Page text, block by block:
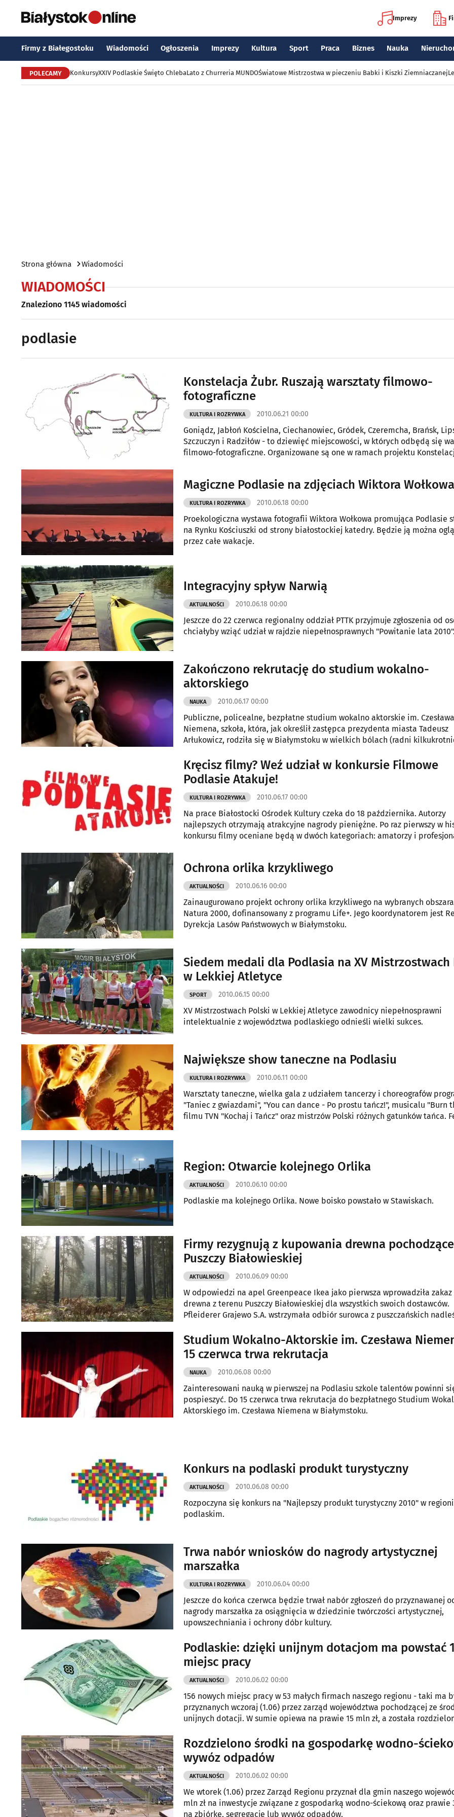
Imprezy
Firmy z Białegostoku Wiadomości Ogłoszenia Imprezy Kultura Sport Praca Biznes Nauka
POLECAMY KonkursyXXIV Podlaskie Święto ChlebaLato z Churreria MUNDOŚwiatowe Mistrzostwa w pieczeniu Babki i Kiszki Ziemniaczanej
Strona główna Wiadomości
WIADOMOŚCI
Znaleziono 1145 wiadomości
podlasie
Konstelacja Żubr. Ruszają warsztaty filmowo-
fotograficzne
KULTURA I ROZRYWKA 2010.06.21 00:00
Goniądz, Jabłoń Kościelna, Ciechanowiec, Gródek, Czeremcha, Brańsk,
Szczuczyn i Radziłów - to dziewięć miejscowości, w których odbędą się
filmowo-fotograficzne. Organizowane są one w ramach projektu
Magiczne Podlasie na zdjęciach Wiktora Wołkowa
KULTURA I ROZRYWKA 2010.06.18 00:00
Proekologiczna wystawa fotografii Wiktora Wołkowa promująca Podlasie
na Rynku Kościuszki od strony białostockiej katedry. Będzie ją można
przez całe wakacje.
Integracyjny spływ Narwią
AKTUALNOŚCI 2010.06.18 00:00
Jeszcze do 22 czerwca regionalny oddział PTTK przyjmuje zgłoszenia od
chciałyby wziąć udział w rajdzie niepełnosprawnych "Powitanie lata 2010".
Zakończono rekrutację do studium wokalno-
aktorskiego
NAUKA 2010.06.17 00:00
Publiczne, policealne, bezpłatne studium wokalno aktorskie im. Czesława
Niemena, szkoła, która, jak określił zastępca prezydenta miasta Tadeusz
Arłukowicz, rodziła się w Białymstoku w wielkich bólach (radni
zgłosiło się 76 chętnych, a nie wykluczone, że jeszcze napłynie kilka
się bowiem data stempla pocztowego.
Kręcisz filmy? Weź udział w konkursie Filmowe
Podlasie Atakuje!
KULTURA I ROZRYWKA 2010.06.17 00:00
Na prace Białostocki Ośrodek Kultury czeka do 18 października. Autorzy
najlepszych otrzymają atrakcyjne nagrody pieniężne. Po raz pierwszy w
konkursu filmy oceniane będą w dwóch kategoriach: amatorzy i
Ochrona orlika krzykliwego
AKTUALNOŚCI 2010.06.16 00:00
Zainaugurowano projekt ochrony orlika krzykliwego na wybranych
Natura 2000, dofinansowany z programu Life+. Jego koordynatorem jest
Dyrekcja Lasów Państwowych w Białymstoku.
Siedem medali dla Podlasia na XV Mistrzostwach
w Lekkiej Atletyce
SPORT 2010.06.15 00:00
XV Mistrzostwach Polski w Lekkiej Atletyce zawodnicy niepełnosprawni
intelektualnie z województwa podlaskiego odnieśli wielki sukces.
Największe show taneczne na Podlasiu
KULTURA I ROZRYWKA 2010.06.11 00:00
Warsztaty taneczne, wielka gala z udziałem tancerzy i choreografów
"Taniec z gwiazdami", "You can dance - Po prostu tańcz!", musicalu "Burn
filmu TVN "Kochaj i Tańcz" oraz mistrzów Polski różnych gatunków tańca.
Region: Otwarcie kolejnego Orlika
AKTUALNOŚCI 2010.06.10 00:00
Podlaskie ma kolejnego Orlika. Nowe boisko powstało w Stawiskach.
Firmy rezygnują z kupowania drewna
Puszczy Białowieskiej
AKTUALNOŚCI 2010.06.09 00:00
W odpowiedzi na apel Greenpeace Ikea jako pierwsza wprowadziła zakaz
drewna z terenu Puszczy Białowieskiej dla wszystkich swoich dostawców.
Pfleiderer Grajewo S.A. wstrzymała odbiór surowca z puszczańskich
International Paper Kwidzyn rozpoczęły w tej sprawie rozmowy z
Studium Wokalno-Aktorskie im. Czesława Niemena.
15 czerwca trwa rekrutacja
NAUKA 2010.06.08 00:00
Zainteresowani nauką w pierwszej na Podlasiu szkole talentów powinni
pospieszyć. Do 15 czerwca trwa rekrutacja do bezpłatnego Studium
Aktorskiego im. Czesława Niemena w Białymstoku.
Konkurs na podlaski produkt turystyczny
AKTUALNOŚCI 2010.06.08 00:00
Rozpoczyna się konkurs na "Najlepszy produkt turystyczny 2010" w
podlaskim.
Trwa nabór wniosków do nagrody artystycznej
marszałka
KULTURA I ROZRYWKA 2010.06.04 00:00
Jeszcze do końca czerwca będzie trwał nabór zgłoszeń do przyznawanej
nagrody marszałka za osiągnięcia w dziedzinie twórczości artystycznej,
upowszechniania i ochrony dóbr kultury.
Podlaskie: dzięki unijnym dotacjom ma powstać
miejsc pracy
AKTUALNOŚCI 2010.06.02 00:00
156 nowych miejsc pracy w 53 małych firmach naszego regionu - taki ma
przyznanych wczoraj (1.06) przez zarząd województwa pochodzącej ze
unijnych dotacji. W sumie opiewa na prawie 15 mln zł, a została
Rozdzielono środki na gospodarkę wodno-
wywóz odpadów
AKTUALNOŚCI 2010.06.02 00:00
We wtorek (1.06) przez Zarząd Regionu przyznał dla gmin naszego
mln zł na inwestycje związane z gospodarką wodno-ściekową oraz prawie
na zbiórkę, segregację lub wywóz odpadów.